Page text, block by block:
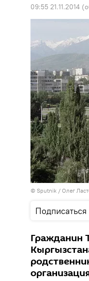
09:55 21.11.2014
© Sputnik / Олег
Подписаться
Гражданин